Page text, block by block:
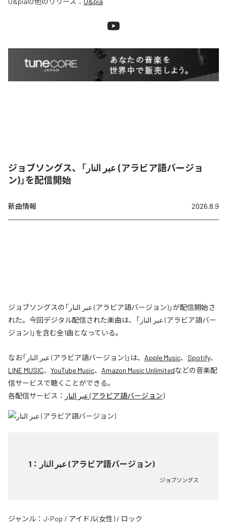
ジョブソングス、「عبر النار (アラビア語バージョ
ン)」を配信開始
新曲情報 2026.8.9
ジョブソングスの「عبر النار (アラビア語バージョン)」が配信開始さ
れた。今回デジタル配信された楽曲は、「عبر النار (アラビア語バー
ジョン)」を含む全1曲となっている。
なお「 عبر النار (アラビア語バージョン)」は、 Apple Music、 Spotify、
LINE MUSIC、 YouTube Music、 Amazon Music Unlimitedなどの音楽配
信サービスで聴くことができる。
各配信サービス：
عبر النار (アラビア語バージョン)
1 ： عبر النار (アラビア語バージョン)
ジョブソングス
ジャンル： J-Pop / アイドル(女性) / ロック